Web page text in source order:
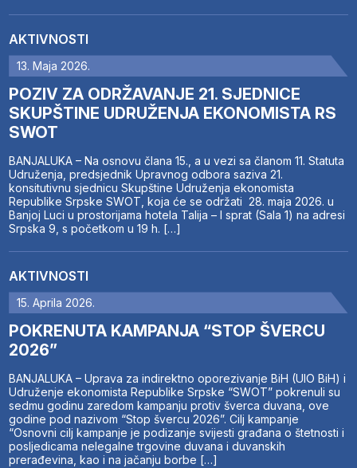
AKTIVNOSTI
13. Maja 2026.
POZIV ZA ODRŽAVANJE 21. SJEDNICE
SKUPŠTINE UDRUŽENJA EKONOMISTA RS
SWOT
BANJALUKA – Na osnovu člana 15., a u vezi sa članom 11. Statuta
Udruženja, predsjednik Upravnog odbora saziva 21.
konsitutivnu sjednicu Skupštine Udruženja ekonomista
Republike Srpske SWOT, koja će se održati 28. maja 2026. u
Banjoj Luci u prostorijama hotela Talija – I sprat (Sala 1) na adresi
Srpska 9, s početkom u 19 h. […]
AKTIVNOSTI
15. Aprila 2026.
POKRENUTA KAMPANJA “STOP ŠVERCU
2026”
BANJALUKA – Uprava za indirektno oporezivanje BiH (UIO BiH) i
Udruženje ekonomista Republike Srpske “SWOT” pokrenuli su
sedmu godinu zaredom kampanju protiv šverca duvana, ove
godine pod nazivom “Stop švercu 2026”. Cilj kampanje
“Osnovni cilj kampanje je podizanje svijesti građana o štetnosti i
posljedicama nelegalne trgovine duvana i duvanskih
prerađevina, kao i na jačanju borbe […]